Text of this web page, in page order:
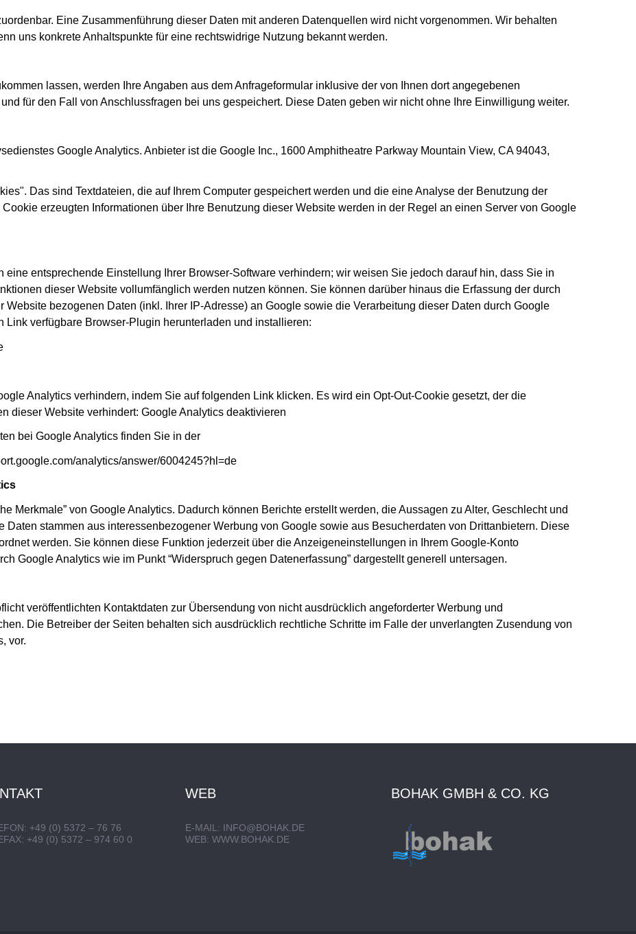
Eine Zusammenführung dieser Daten mit anderen Datenquellen wird nicht vorgenommen. Wir behalten
uns konkrete Anhaltspunkte für eine rechtswidrige Nutzung bekannt werden.
lassen, werden Ihre Angaben aus dem Anfrageformular inklusive der von Ihnen dort angegebenen
für den Fall von Anschlussfragen bei uns gespeichert. Diese Daten geben wir nicht ohne Ihre Einwilligung weiter.
Google Analytics. Anbieter ist die Google Inc., 1600 Amphitheatre Parkway Mountain View, CA 94043,
Das sind Textdateien, die auf Ihrem Computer gespeichert werden und die eine Analyse der Benutzung der
erzeugten Informationen über Ihre Benutzung dieser Website werden in der Regel an einen Server von Google
entsprechende Einstellung Ihrer Browser-Software verhindern; wir weisen Sie jedoch darauf hin, dass Sie in
dieser Website vollumfänglich werden nutzen können. Sie können darüber hinaus die Erfassung der durch
bezogenen Daten (inkl. Ihrer IP-Adresse) an Google sowie die Verarbeitung dieser Daten durch Google
verfügbare Browser-Plugin herunterladen und installieren:
Analytics verhindern, indem Sie auf folgenden Link klicken. Es wird ein Opt-Out-Cookie gesetzt, der die
dieser Website verhindert: Google Analytics deaktivieren
bei Google Analytics finden Sie in der
analytics/answer/6004245?hl=de
Merkmale” von Google Analytics. Dadurch können Berichte erstellt werden, die Aussagen zu Alter, Geschlecht und
Daten stammen aus interessenbezogener Werbung von Google sowie aus Besucherdaten von Drittanbietern. Diese
werden. Sie können diese Funktion jederzeit über die Anzeigeneinstellungen in Ihrem Google-Konto
Google Analytics wie im Punkt “Widerspruch gegen Datenerfassung” dargestellt generell untersagen.
veröffentlichten Kontaktdaten zur Übersendung von nicht ausdrücklich angeforderter Werbung und
Die Betreiber der Seiten behalten sich ausdrücklich rechtliche Schritte im Falle der unverlangten Zusendung von
vor.
+49 (0) 5372 – 76 76
+49 (0) 5372 – 974 60 0
WEB
E-MAIL: INFO@BOHAK.DE
WEB: WWW.BOHAK.DE
BOHAK GMBH & CO. KG